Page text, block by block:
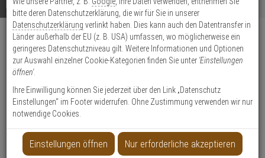
geben
Sie
mindestens
Zeichen
ein,
um
Suche
wurde
noch
Kategorien
Suche
gestartet
Details Beratung Beliebte 1920x1080 Artikel
AG Neovo TM-23 23'' LCD
Monitor 1080p VGA HDMI
Produktmerkmale
Datenblatt drucken
Produktinformationen
Monitor - Modell: TM-Serie
bitte deren Datenschutzerklärung, die wir für Sie in unserer
Datenschutzerklärung verlinkt haben. Dies kann auch den Datentransfer in
Länder außerhalb der EU (z. B. USA) umfassen, wo möglicherweise ein
geringeres Datenschutzniveau gilt. Weitere Informationen und Optionen
zur Auswahl einzelner Cookie-Kategorien finden Sie unter 'Einstellungen
öffnen'.
Ihre Einwilligung können Sie jederzeit über den Link „Datenschutz
Einstellungen“ im Footer widerrufen. Ohne Zustimmung verwenden wir nur
notwendige Cookies.
Einstellungen öffnen Nur erforderliche akzeptieren